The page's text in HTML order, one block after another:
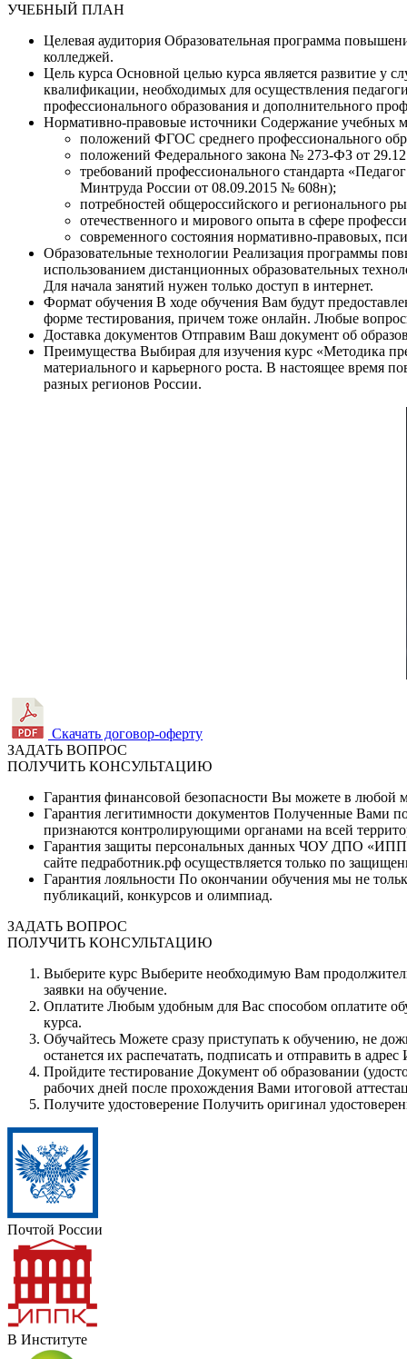
УЧЕБНЫЙ ПЛАН
Целевая аудитория Образовательная программа
колледжей.
Цель курса Основной целью курса является развитие у
квалификации, необходимых для осуществления
профессионального образования и дополнительного
Нормативно-правовые источники Содержание учебных
положений ФГОС среднего профессионального
положений Федерального закона № 273-ФЗ от
требований профессионального стандарта
Минтруда России от 08.09.2015 № 608н);
потребностей общероссийского и регионального
отечественного и мирового опыта в сфере
современного состояния нормативно-правовых,
Образовательные технологии Реализация программы
использованием дистанционных образовательных
Для начала занятий нужен только доступ в интернет.
Формат обучения В ходе обучения Вам будут
форме тестирования, причем тоже онлайн. Любые
Доставка документов Отправим Ваш документ об
Преимущества Выбирая для изучения курс «Методика
материального и карьерного роста. В настоящее время
разных регионов России.
Скачать договор-оферту
ЗАДАТЬ ВОПРОС
ПОЛУЧИТЬ КОНСУЛЬТАЦИЮ
Гарантия финансовой безопасности Вы можете в любой
Гарантия легитимности документов Полученные Вами
признаются контролирующими органами на всей
Гарантия защиты персональных данных ЧОУ ДПО «ИППК»
сайте педработник.рф осуществляется только по
Гарантия лояльности По окончании обучения мы не
публикаций, конкурсов и олимпиад.
ЗАДАТЬ ВОПРОС
ПОЛУЧИТЬ КОНСУЛЬТАЦИЮ
Выберите курс Выберите необходимую Вам
заявки на обучение.
Оплатите Любым удобным для Вас способом оплатите
курса.
Обучайтесь Можете сразу приступать к обучению, не
останется их распечатать, подписать и отправить в адрес
Пройдите тестирование Документ об образовании
рабочих дней после прохождения Вами итоговой
Получите удостоверение Получить оригинал
Почтой России
В Институте